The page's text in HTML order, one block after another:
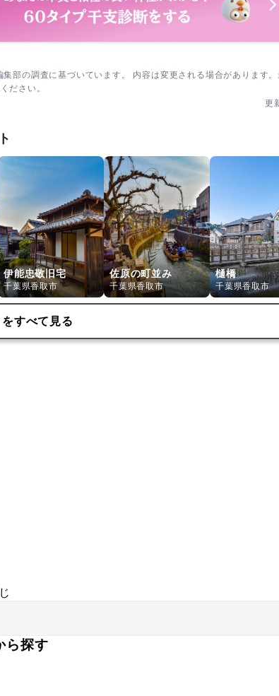
部の調査に基づいています。 内容は変更される場合があります
ださい。
更
伊能忠敬旧宅
千葉県香取市
佐原の町並み
千葉県香取市
樋橋
千葉県香取市
すべて見る
ら探す